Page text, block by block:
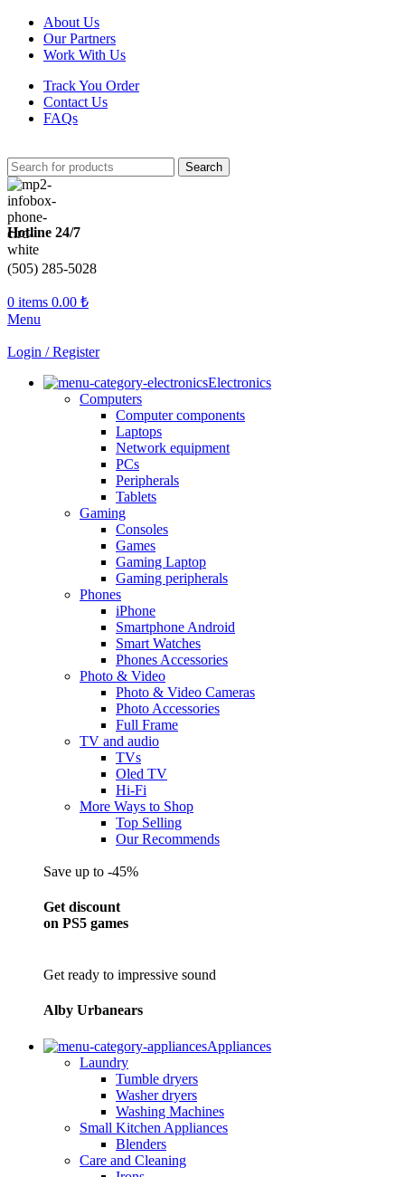
About Us
Our Partners
Work With Us
Track You Order
Contact Us
FAQs
Search
Hotline 24/7
(505) 285-5028
0 items 0.00 ₺
Menu
Login / Register
Electronics
Computers
Computer components
Laptops
Network equipment
PCs
Peripherals
Tablets
Gaming
Consoles
Games
Gaming Laptop
Gaming peripherals
Phones
iPhone
Smartphone Android
Smart Watches
Phones Accessories
Photo & Video
Photo & Video Cameras
Photo Accessories
Full Frame
TV and audio
TVs
Oled TV
Hi-Fi
More Ways to Shop
Top Selling
Our Recommends
Save up to -45%
Get discount
on PS5 games
Get ready to impressive sound
Alby Urbanears
Appliances
Laundry
Tumble dryers
Washer dryers
Washing Machines
Small Kitchen Appliances
Blenders
Care and Cleaning